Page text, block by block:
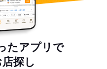
たアプリで
探し